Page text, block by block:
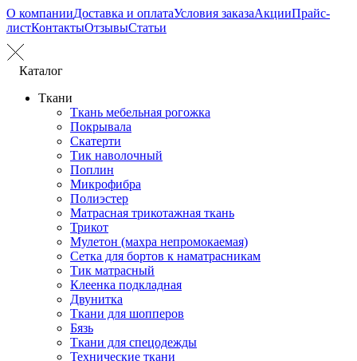
О компанииДоставка и оплатаУсловия заказаАкцииПрайс-
листКонтактыОтзывыСтатьи
Каталог
Ткани
Ткань мебельная рогожка
Покрывала
Скатерти
Тик наволочный
Поплин
Микрофибра
Полиэстер
Матрасная трикотажная ткань
Трикот
Мулетон (махра непромокаемая)
Сетка для бортов к наматрасникам
Тик матрасный
Клеенка подкладная
Двунитка
Ткани для шопперов
Бязь
Ткани для спецодежды
Технические ткани